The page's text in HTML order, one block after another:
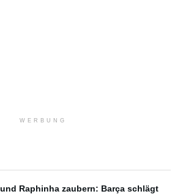
WERBUNG
und Raphinha zaubern: Barça schlägt